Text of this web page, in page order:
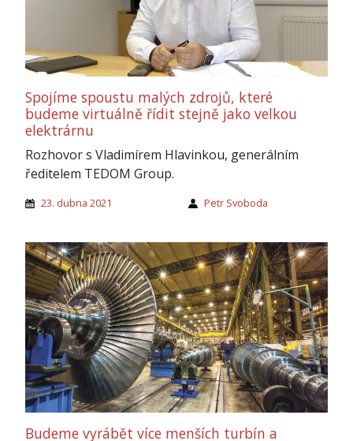
Spojíme spoustu malých zdrojů, které
budeme virtuálně řídit stejně jako velkou
elektrárnu
Rozhovor s Vladimírem Hlavinkou, generálním
ředitelem TEDOM Group.
23. dubna 2021 Petr Svoboda
Budeme vyrábět více menších turbín a